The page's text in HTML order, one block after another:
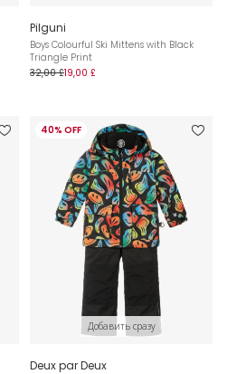
Pilguni
Boys Colourful Ski Mittens with Black
Triangle Print
32,00 £19,00 £
40% OFF
Добавить сразу
Deux par Deux